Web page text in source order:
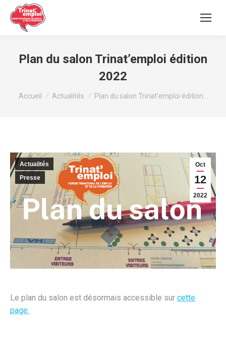
Plan du salon Trinat’emploi édition
2022
Vous êtes ici :
Accueil Actualités Plan du salon Trinat’emploi édition…
Oct
12
2022
Actualités
Presse
Le plan du salon est désormais accessible sur cette
page.